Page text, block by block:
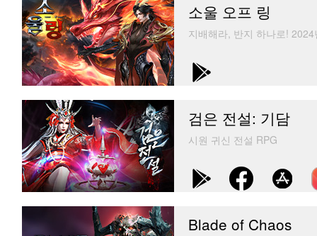
소울 오프 링
지배해라, 반지 하나로!
검은 전설: 기담
시원 귀신 전설 RPG
Blade of Chaos